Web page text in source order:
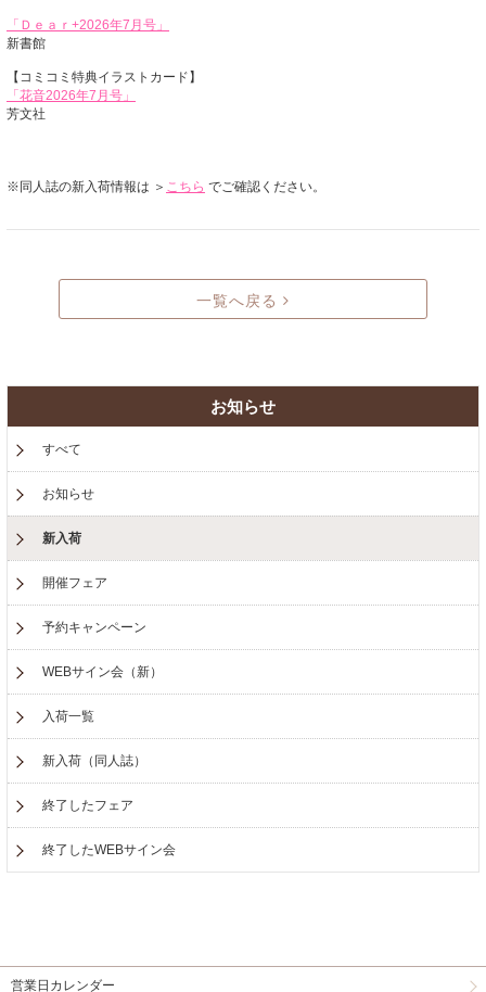
「Ｄｅａｒ+2026年7月号」
新書館
【コミコミ特典イラストカード】
「花音2026年7月号」
芳文社
※同人誌の新入荷情報は ＞ こちら でご確認ください。
一覧へ戻る
お知らせ
すべて
お知らせ
新入荷
開催フェア
予約キャンペーン
WEBサイン会（新）
入荷一覧
新入荷（同人誌）
終了したフェア
終了したWEBサイン会
営業日カレンダー